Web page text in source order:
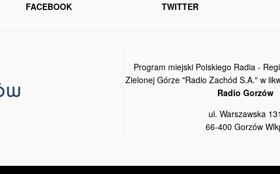
FACEBOOK TWITTER
Program miejski Polskiego Radia -
Zielonej Górze "Radio Zachód S.A." w
Radio Gorzów
ul. Warszawska 131
66-400 Gorzów